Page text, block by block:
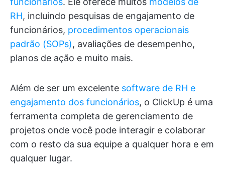
RH, incluindo pesquisas de engajamento de
funcionários, procedimentos operacionais
padrão (SOPs), avaliações de desempenho,
planos de ação e muito mais.
Além de ser um excelente software de RH e
engajamento dos funcionários, o ClickUp é uma
ferramenta completa de gerenciamento de
projetos onde você pode interagir e colaborar
com o resto da sua equipe a qualquer hora e em
qualquer lugar.